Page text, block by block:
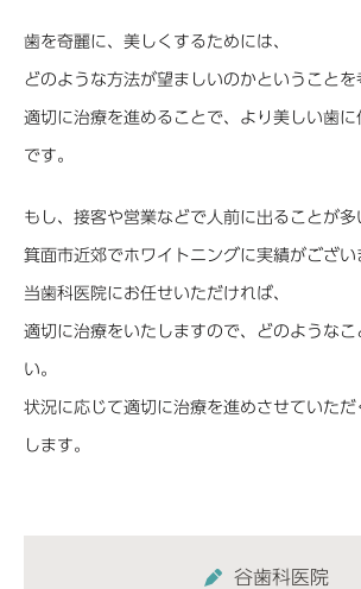
歯を奇麗に、美しくするためには、
どのような方法が望ましいのかということを
適切に治療を進めることで、より美しい歯
です。
もし、接客や営業などで人前に出ることが多
箕面市近郊でホワイトニングに実績がござい
当歯科医院にお任せいただければ、
適切に治療をいたしますので、どのような
い。
状況に応じて適切に治療を進めさせていた
します。
谷歯科医院